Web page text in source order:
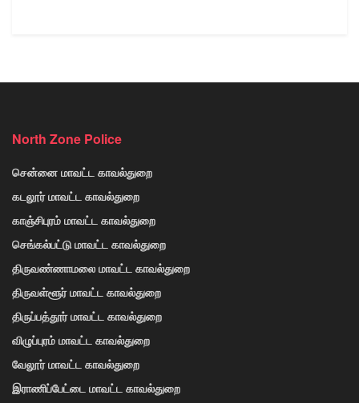
North Zone Police
சென்னை மாவட்ட காவல்துறை
கடலூர் மாவட்ட காவல்துறை
காஞ்சிபுரம் மாவட்ட காவல்துறை
செங்கல்பட்டு மாவட்ட காவல்துறை
திருவண்ணாமலை மாவட்ட காவல்துறை
திருவள்ளூர் மாவட்ட காவல்துறை
திருப்பத்தூர் மாவட்ட காவல்துறை
விழுப்புரம் மாவட்ட காவல்துறை
வேலூர் மாவட்ட காவல்துறை
இராணிப்பேட்டை மாவட்ட காவல்துறை